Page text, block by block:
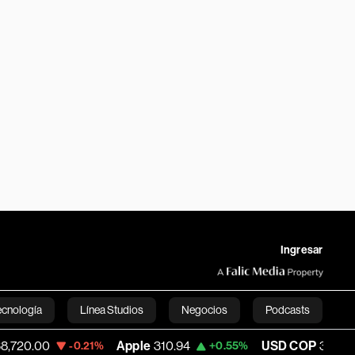
Ingresar
Línea Studios Negocios Podcasts
English
-0.21% Apple 310.94 +0.55% USD COP 3,175.95